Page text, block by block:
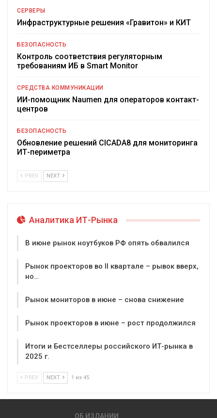
СЕРВЕРЫ
Инфраструктурные решения «Гравитон» и КИТ
БЕЗОПАСНОСТЬ
Контроль соответствия регуляторным
требованиям ИБ в Smart Monitor
СРЕДСТВА КОММУНИКАЦИИ
ИИ-помощник Naumen для операторов контакт-
центров
БЕЗОПАСНОСТЬ
Обновление решений CICADA8 для мониторинга
ИТ-периметра
PREV NEXT
Аналитика ИТ-Рынка
В июне рынок ноутбуков РФ опять обвалился
Рынок проекторов во II квартале – рывок вверх,
но…
Рынок мониторов в июне – снова снижение
Рынок проекторов в июне – рост продолжился
Итоги и Бестселлеры российского ИТ-рынка в
2025 г.
PREV NEXT 1 из 45
ОБ ИЗДАНИИ